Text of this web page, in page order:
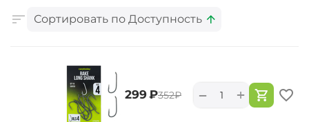
Сортировать по Доступность
‍299‍ ₽‍352‍₽ +
−